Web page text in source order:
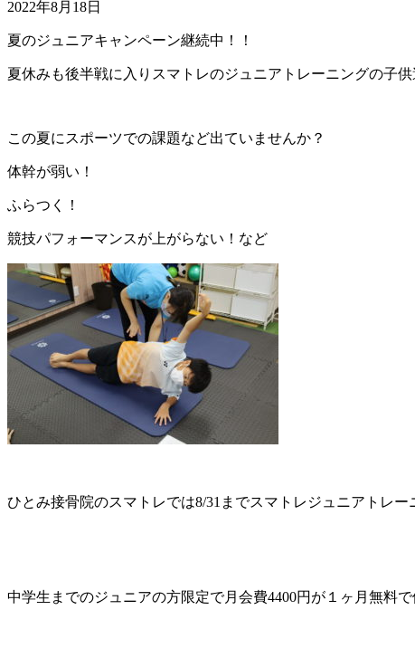
2022年8月18日
夏のジュニアキャンペーン継続中！！
夏休みも後半戦に入りスマトレのジュニアトレーニングの子
この夏にスポーツでの課題など出ていませんか？
体幹が弱い！
ふらつく！
競技パフォーマンスが上がらない！など
ひとみ接骨院のスマトレでは8/31 までスマトレジュニアトレー
中学生までのジュニアの方限定で月会費4400円が１ヶ月無料